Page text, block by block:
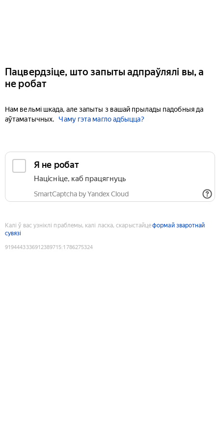
Пацвердзіце, што запыты адпраўлялі вы, а
не робат
Нам вельмі шкада, але запыты з вашай прылады падобныя да
аўтаматычных.
Чаму гэта магло адбыцца?
Я не робат
Націсніце, каб працягнуць
SmartCaptcha by Yandex Cloud
Калі ў вас узніклі праблемы, калі ласка, скарыстайцеформай зваротнай
сувязі
9194443336912389715:1786275324